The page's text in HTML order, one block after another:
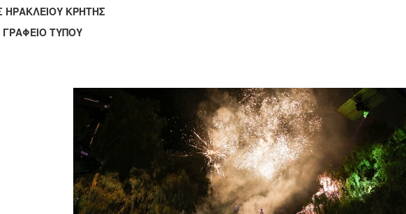
ΚΡΗΤΗΣ
ΤΥΠΟΥ